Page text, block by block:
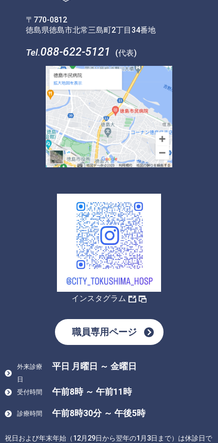
〒770-0812
徳島県徳島市北常三島町2丁目34番地
Tel.088-622-5121 (代表)
インスタグラム
職員専用ページ
外来診療
日
平日 月曜日 ～ 金曜日
受付時間 午前8時 ～ 午前11時
診療時間 午前8時30分 ～ 午後5時
祝日および年末年始（12月29日から翌年の1月3日まで）は休診日で